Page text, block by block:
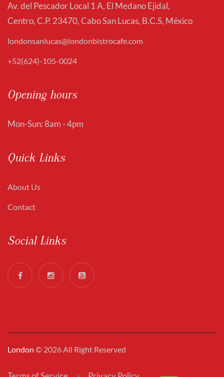
Av. del Pescador Local 1 A, El Medano Ejidal,
Centro, C.P. 23470, Cabo San Lucas, B.C.S, México
londonsanlucas@londonbistrocafe.com
+52(624)-105-0024
Opening hours
Mon-Sun: 8am - 4pm
Quick Links
About Us
Contact
Social Links
London © 2026 All Right Reserved